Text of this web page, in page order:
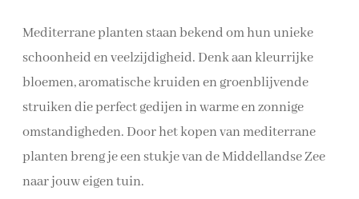
Mediterrane planten staan bekend om hun unieke
schoonheid en veelzijdigheid. Denk aan kleurrijke
bloemen, aromatische kruiden en groenblijvende
struiken die perfect gedijen in warme en zonnige
omstandigheden. Door het kopen van mediterrane
planten breng je een stukje van de Middellandse Zee
naar jouw eigen tuin.